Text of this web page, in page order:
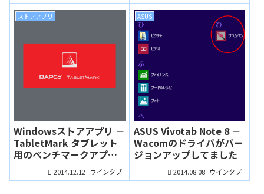
ストアアプリ
Windowsストアアプリ －
TabletMark タブレット
用のベンチマークアプリ
が存在した！2014.12.12 ウインタブ
ASUS
ASUS Vivotab Note 8 －
Wacomのドライバがバー
ジョンアップしてました
2014.08.08 ウインタブ